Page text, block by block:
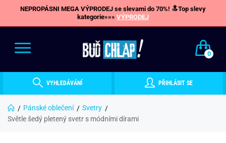
NEPROPÁSNI MEGA VÝPRODEJ se slevami do 70%! 🔝Top slevy
kategorie»»» VÝPRODEJ
0
VYHLEDÁVÁNÍ PŘIHLÁSIT SE
Pánské oblečení
Svetry
Světle šedý pletený svetr s módními dírami